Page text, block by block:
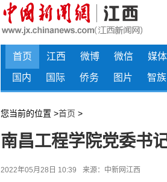
首页 江西 微博 微信 媒体
国内 国际 侨务 图片 智族
您当前的位置 >首页 >
南昌工程学院党委书
2022年05月28日 10:39 来源： 中新网江西